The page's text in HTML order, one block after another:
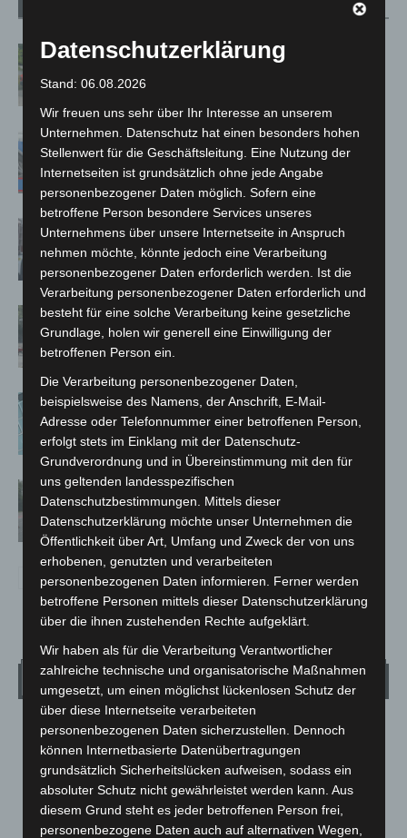
Region Hannover: 21 neue
Notfallsanitäter starten beim Roten
Mann läuft mit Hockeyschläger über
A7 – Polizei sucht Zeugen
Celle: Mensch stirbt bei Bagger-Unfall
auf Baustelle
Gasleitung bei McDonald’s-Umbau in
Langenhagen beschädigt
Anklage nach Abschaltung von
„Archetyp Market“ erhoben
Hannover: Polizei stoppt 166
Trunkenheitsfahrten bei
Großkontrolle
Wetter
LANGENHAGEN
Überwiegend Bewölkt
19.6°C 21.1 °
19°
Datenschutzerklärung
Stand: 06.08.2026
Wir freuen uns sehr über Ihr Interesse an unserem
Unternehmen. Datenschutz hat einen besonders hohen
Stellenwert für die Geschäftsleitung. Eine Nutzung der
Internetseiten ist grundsätzlich ohne jede Angabe
personenbezogener Daten möglich. Sofern eine
betroffene Person besondere Services unseres
Unternehmens über unsere Internetseite in Anspruch
nehmen möchte, könnte jedoch eine Verarbeitung
personenbezogener Daten erforderlich werden. Ist die
Verarbeitung personenbezogener Daten erforderlich und
besteht für eine solche Verarbeitung keine gesetzliche
Grundlage, holen wir generell eine Einwilligung der
betroffenen Person ein.
Die Verarbeitung personenbezogener Daten,
beispielsweise des Namens, der Anschrift, E-Mail-
Adresse oder Telefonnummer einer betroffenen Person,
erfolgt stets im Einklang mit der Datenschutz-
Grundverordnung und in Übereinstimmung mit den für
uns geltenden landesspezifischen
Datenschutzbestimmungen. Mittels dieser
Datenschutzerklärung möchte unser Unternehmen die
Öffentlichkeit über Art, Umfang und Zweck der von uns
erhobenen, genutzten und verarbeiteten
personenbezogenen Daten informieren. Ferner werden
betroffene Personen mittels dieser Datenschutzerklärung
über die ihnen zustehenden Rechte aufgeklärt.
Wir haben als für die Verarbeitung Verantwortlicher
zahlreiche technische und organisatorische Maßnahmen
umgesetzt, um einen möglichst lückenlosen Schutz der
über diese Internetseite verarbeiteten
personenbezogenen Daten sicherzustellen. Dennoch
können Internetbasierte Datenübertragungen
grundsätzlich Sicherheitslücken aufweisen, sodass ein
absoluter Schutz nicht gewährleistet werden kann. Aus
diesem Grund steht es jeder betroffenen Person frei,
personenbezogene Daten auch auf alternativen Wegen,